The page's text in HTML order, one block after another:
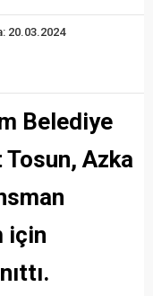
20.03.2024
Belediye
Tosun, Azka
için